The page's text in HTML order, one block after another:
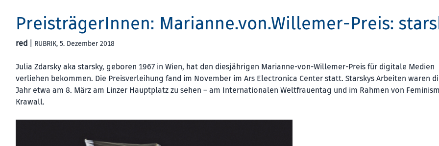
PreisträgerInnen: Marianne.von.Willemer-Preis:
red RUBRIK, 5. Dezember 2018
Julia Zdarsky aka starsky, geboren 1967 in Wien, hat den diesjährigen Marianne-von-Willemer-Preis für digitale Medien
verliehen bekommen. Die Preisverleihung fand im November im Ars Electronica Center statt. Starskys Arbeiten waren
Jahr etwa am 8. März am Linzer Hauptplatz zu sehen – am Internationalen Weltfrauentag und im Rahmen von
Krawall.